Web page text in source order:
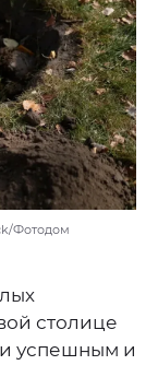
Фотодом
столице
успешным и